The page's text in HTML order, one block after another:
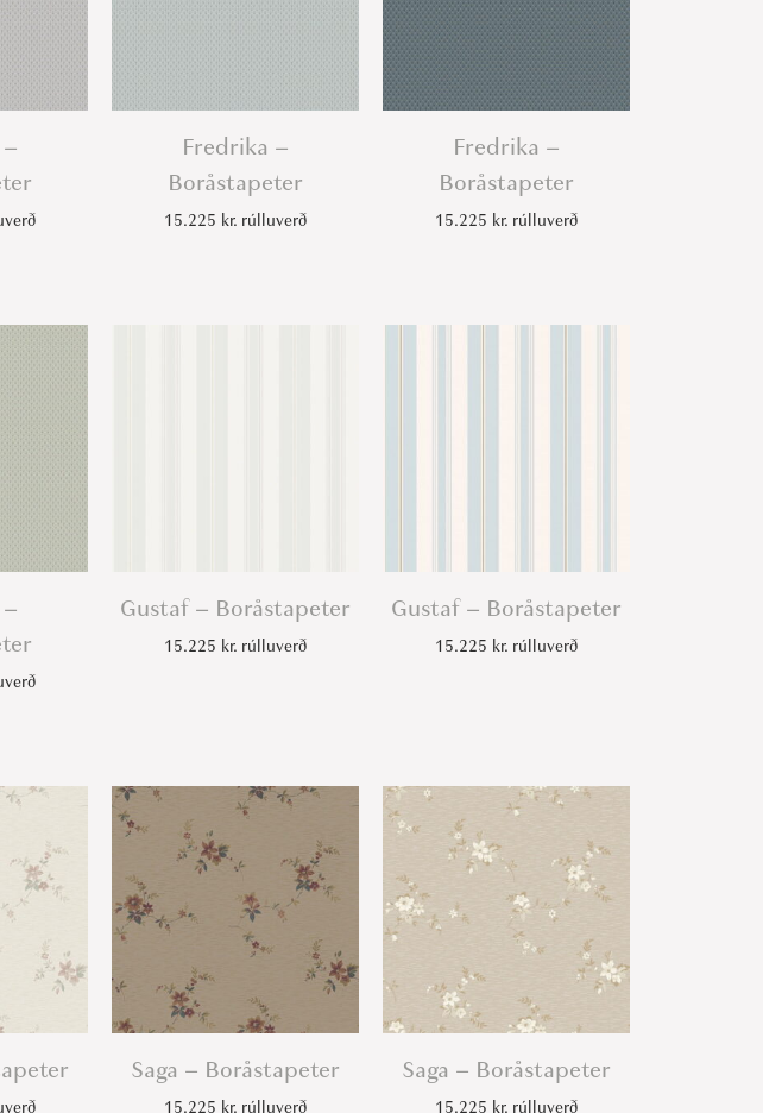
Fredrika –
Boråstapeter
15.225 kr. rúlluverð
Fredrika –
Boråstapeter
15.225 kr. rúlluverð
Gustaf – Boråstapeter
15.225 kr. rúlluverð
Gustaf – Boråstapeter
15.225 kr. rúlluverð
Saga – Boråstapeter
15.225 kr. rúlluverð
Saga – Boråstapeter
15.225 kr. rúlluverð